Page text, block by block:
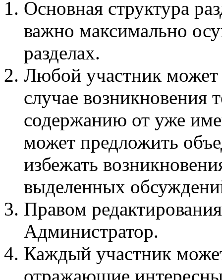
Основная структура
важно максимально
разделах.
Любой участник
случае возникновения
содержанию от уже
может предложить
избежать
выделенных
Правом
Администратор.
Каждый участник